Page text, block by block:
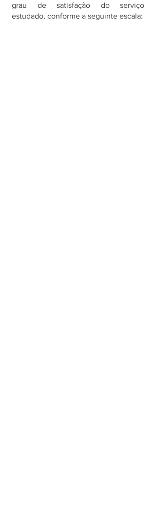
grau de satisfação do serviço
estudado, conforme a seguinte escala: